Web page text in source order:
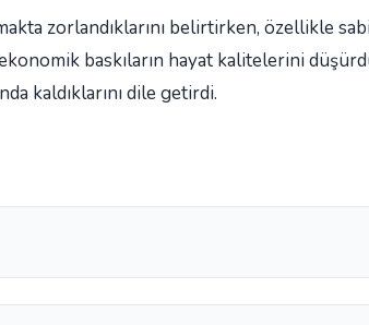
zorlandıklarını belirtirken, özellikle
baskıların hayat kalitelerini
kaldıklarını dile getirdi.